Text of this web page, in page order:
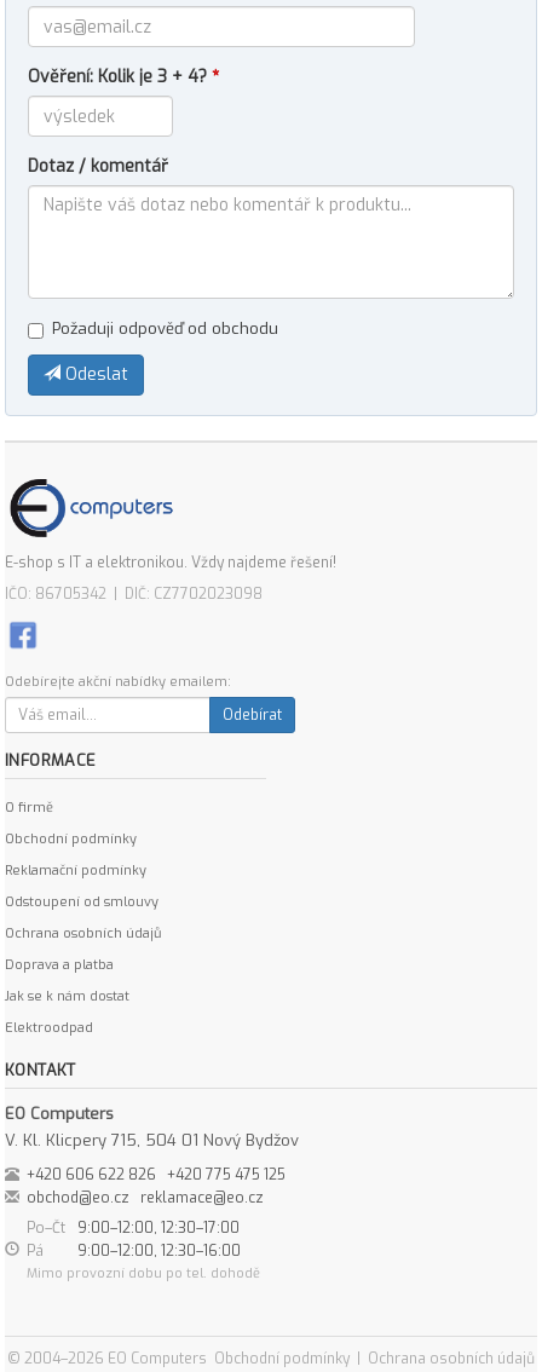
Ověření: Kolik je 3 + 4? *
Dotaz / komentář
Požaduji odpověď od obchodu
Odeslat
E-shop s IT a elektronikou. Vždy najdeme řešení!
IČO: 86705342 | DIČ: CZ7702023098
Odebírejte akční nabídky emailem:
Odebírat
INFORMACE
O firmě
Obchodní podmínky
Reklamační podmínky
Odstoupení od smlouvy
Ochrana osobních údajů
Doprava a platba
Jak se k nám dostat
Elektroodpad
KONTAKT
EO Computers
V. Kl. Klicpery 715, 504 01 Nový Bydžov
+420 606 622 826
+420 775 475 125
obchod@eo.cz
reklamace@eo.cz
Po–Čt
9:00–12:00, 12:30–17:00
Pá
9:00–12:00, 12:30–16:00
Mimo provozní dobu po tel. dohodě
© 2004–2026 EO Computers Obchodní podmínky
Ochrana osobních údajů